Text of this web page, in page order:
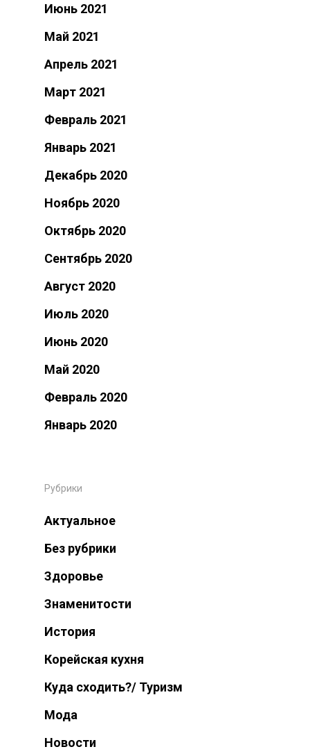
Июнь 2021
Май 2021
Апрель 2021
Март 2021
Февраль 2021
Январь 2021
Декабрь 2020
Ноябрь 2020
Октябрь 2020
Сентябрь 2020
Август 2020
Июль 2020
Июнь 2020
Май 2020
Февраль 2020
Январь 2020
Рубрики
Актуальное
Без рубрики
Здоровье
Знаменитости
История
Корейская кухня
Куда сходить?/ Туризм
Мода
Новости